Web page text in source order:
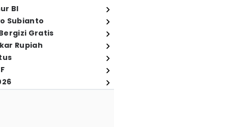
BI
Subianto
Gratis
Rupiah